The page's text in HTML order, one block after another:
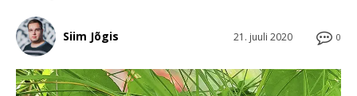
0
21. juuli 2020
Siim Jõgis